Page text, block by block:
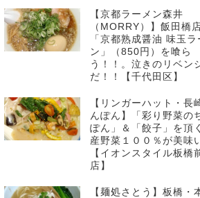
【京都ラーメン森井
（MORRY）】飯田橋
「京都熟成醤油 味玉ラ
ン」（850円）を喰ら
う！！。泣きのリベン
だ！！【千代田区】
【リンガーハット・長
んぽん】「彩り野菜の
ぽん」＆「餃子」を頂
産野菜１００％が美味
【イオンスタイル板橋
店】
【麺処さとう】板橋・